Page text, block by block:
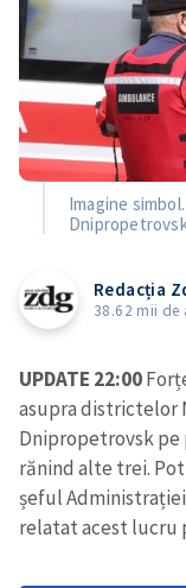
Imagine
Redacția
38.62 mii de
UPDATE 22:00
asupra districtelor
Dnipropetrovsk pe
rănind alte trei.
șeful
relatat acest lucru